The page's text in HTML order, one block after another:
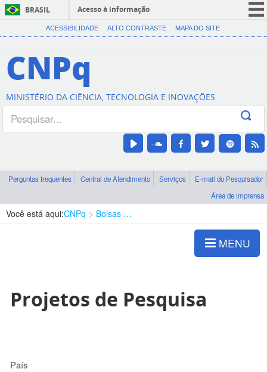
BRASIL
Acesso à informação
CORONAVÍRUS (COVID-19)
Canais
ACESSIBILIDADE ALTO CONTRASTE MAPA DO SITE
CNPq
MINISTÉRIO DA CIÊNCIA, TECNOLOGIA E INOVAÇÕES
Perguntas frequentes Central de Atendimento Serviços
E-mail do Pesquisador
Área de imprensa
Você está aqui:CNPq Bolsas e Auxílios Vigentes
MENU
Projetos de Pesquisa
País